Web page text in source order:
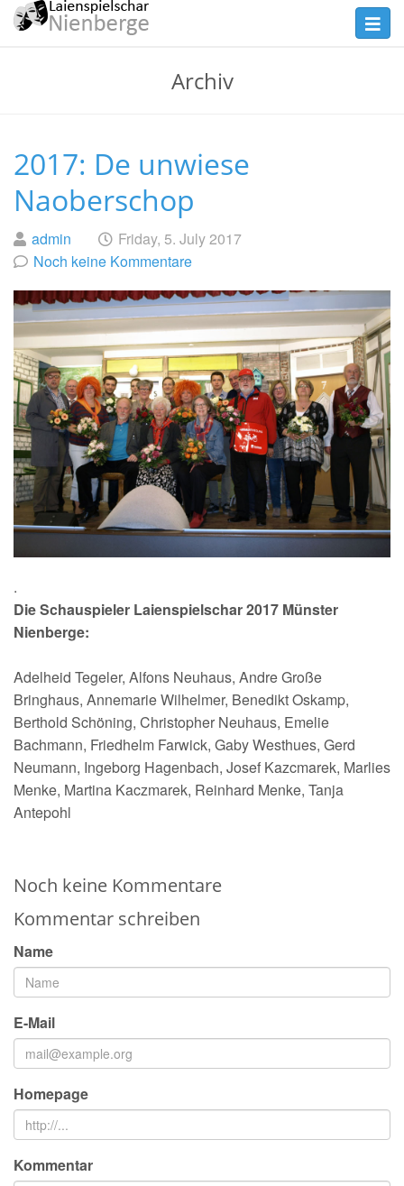
Skip
to
Archiv
2017: De unwiese
Naoberschop
Geschrieben
von
admin am Friday, 5. July 2017
Noch keine Kommentare
.
Die Schauspieler Laienspielschar 2017 Münster
Nienberge:
Adelheid Tegeler, Alfons Neuhaus, Andre Große
Bringhaus, Annemarie Wilhelmer, Benedikt Oskamp,
Berthold Schöning, Christopher Neuhaus, Emelie
Bachmann, Friedhelm Farwick, Gaby Westhues, Gerd
Neumann, Ingeborg Hagenbach, Josef Kazcmarek, Marlies
Menke, Martina Kaczmarek, Reinhard Menke, Tanja
Antepohl
Noch keine Kommentare
Kommentar schreiben
Name
E-Mail
Homepage
Kommentar